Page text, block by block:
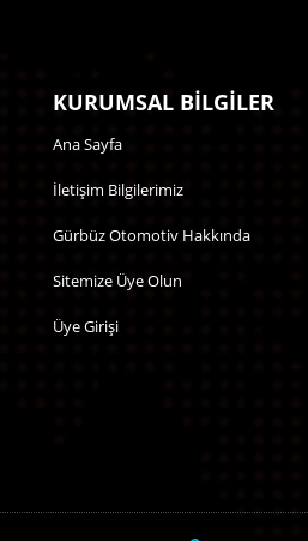
KURUMSAL BİLGİLER
Ana Sayfa
İletişim Bilgilerimiz
Gürbüz Otomotiv Hakkında
Sitemize Üye Olun
Üye Girişi